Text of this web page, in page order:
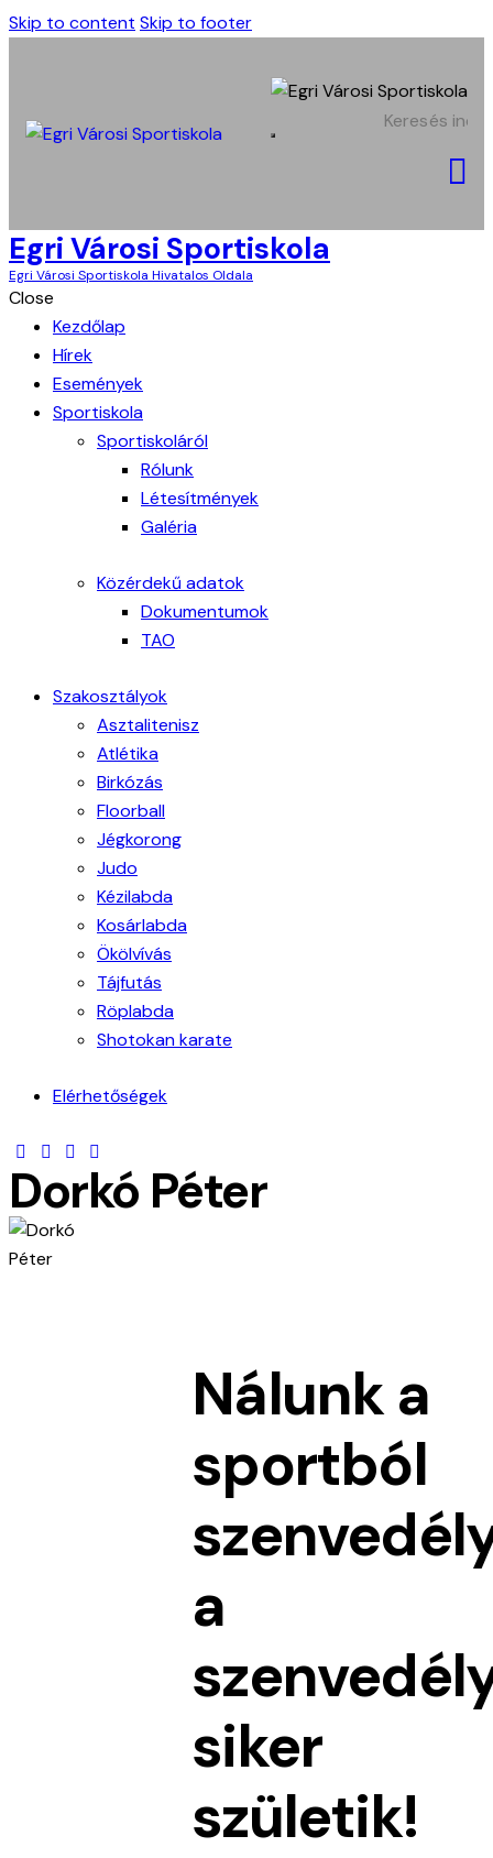
Skip to content Skip to footer
Egri Városi Sportiskola
Egri Városi Sportiskola Hivatalos Oldala
Close
Kezdőlap
Hírek
Események
Sportiskola
Sportiskoláról
Rólunk
Létesítmények
Galéria
Közérdekű adatok
Dokumentumok
TAO
Szakosztályok
Asztalitenisz
Atlétika
Birkózás
Floorball
Jégkorong
Judo
Kézilabda
Kosárlabda
Ökölvívás
Tájfutás
Röplabda
Shotokan karate
Elérhetőségek
Dorkó Péter
Nálunk a
sportból
a
siker
születik!